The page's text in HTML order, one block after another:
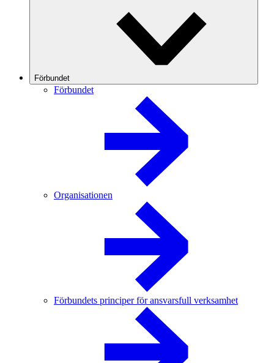
Förbundet
Förbundet
Organisationen
Förbundets principer för ansvarsfull verksamhet